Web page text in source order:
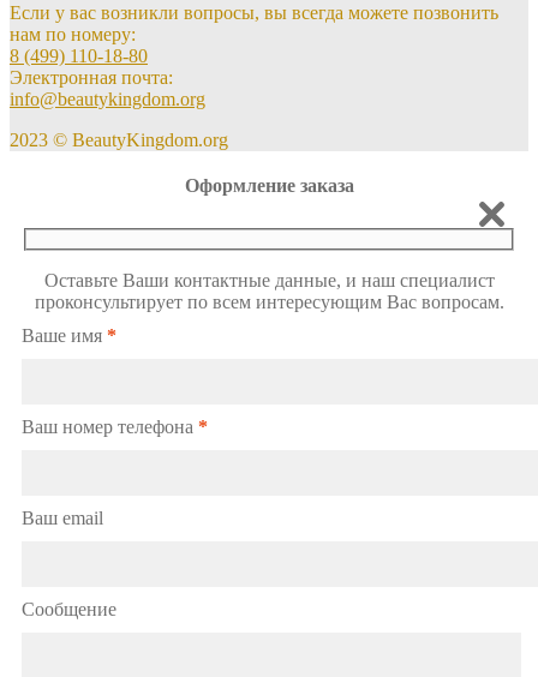
Если у вас возникли вопросы, вы всегда можете позвонить
нам по номеру:
8 (499) 110-18-80
Электронная почта:
info@beautykingdom.org
2023 © BeautyKingdom.org
Оформление заказа
Оставьте Ваши контактные данные, и наш специалист
проконсультирует по всем интересующим Вас вопросам.
Ваше имя *
Ваш номер телефона *
Ваш email
Сообщение